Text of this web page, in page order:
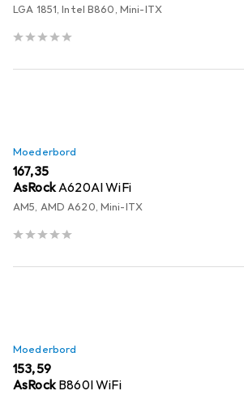
LGA 1851, Intel B860, Mini-ITX
Moederbord
EUR
167,35
AsRockA620AI WiFi
AM5, AMD A620, Mini-ITX
Moederbord
EUR
153,59
AsRock B860I WiFi